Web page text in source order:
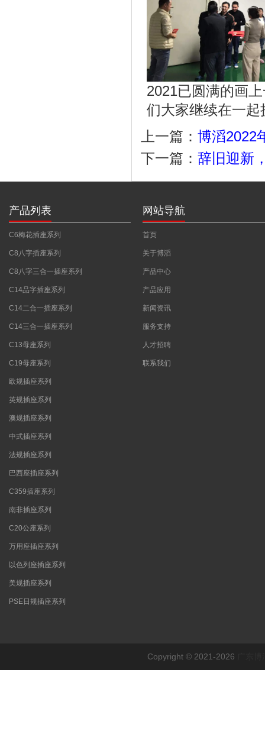
2021已圆满的画
们大家继续在一
上一篇： 博滔2022
下一篇： 辞旧迎新
产品列表
C6梅花插座系列
C8八字插座系列
C8八字三合一插座系列
C14品字插座系列
C14二合一插座系列
C14三合一插座系列
C13母座系列
C19母座系列
欧规插座系列
英规插座系列
澳规插座系列
中式插座系列
法规插座系列
巴西座插座系列
C359插座系列
南非插座系列
C20公座系列
万用座插座系列
以色列座插座系列
美规插座系列
PSE日规插座系列
网站导航
首页
关于博滔
产品中心
产品应用
新闻资讯
服务支持
人才招聘
联系我们
Copyright © 2021-2026